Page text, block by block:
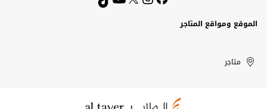
الموقع ومواقع المتاجر
United
Arab
Kuwait
الإمارات
العربية
الكويت
متاجر